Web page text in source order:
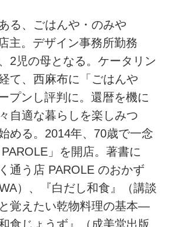
る、ごはんや・のみや
主。デザイン事務所勤務
2児の母となる。ケータリン
て、西麻布に「ごはんや
プンし評判に。還暦を機に
自適な暮らしを楽しみつ
める。2014年、70歳で一念
」を開店。著書に
通う店 PAROLE のおかず
）、『白だし和食』（講談
覚えたい乾物料理の基本―
食じょうず』（成美堂出版